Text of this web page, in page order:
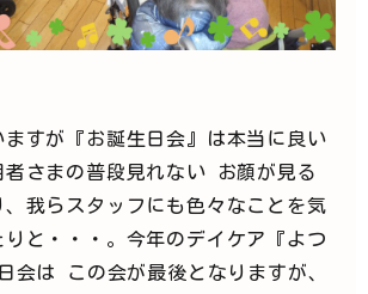
すが『お誕生日会』は本当に良い
者さまの普段見れない お顔が見る
、我らスタッフにも色々なことを気
と・・・。今年のデイケア『よつ
会は この会が最後となりますが、